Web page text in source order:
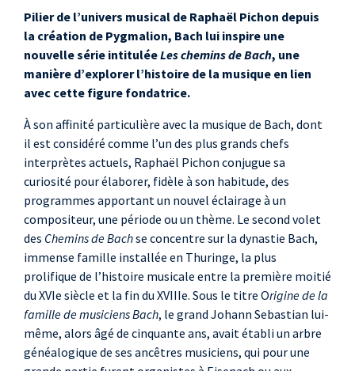
Reinken
Hortus Musicus
Partita V - Sarabande
Jean-Baptiste Lully
Persée
« Ô tranquille sommeil »
Nicolaus Bruhns
Ich liege und schlafe
Chor
Georg Böhm
Mein Freund ist mein
n° 1 Chor
Heinrich Schütz
O Jesu, nomen dulce, SWV
308
Georg Böhm
Pilier de l’univers musical de Raphaël Pichon depuis
la création de Pygmalion, Bach lui inspire une
nouvelle série intituléeLes chemins de Bach, une
manière d’explorer l’histoire de la musique en lien
avec cette figure fondatrice.
À son affinité particulière avec la musique de Bach, dont
il est considéré comme l’un des plus grands chefs
interprètes actuels, Raphaël Pichon conjugue sa
curiosité pour élaborer, fidèle à son habitude, des
programmes apportant un nouvel éclairage à un
compositeur, une période ou un thème. Le second volet
des Chemins de Bachse concentre sur la dynastie Bach,
immense famille installée en Thuringe, la plus
prolifique de l’histoire musicale entre la première moitié
du XVIe siècle et la fin du XVIIIe. Sous le titre Origine de la
famille de musiciens Bach, le grand Johann Sebastian lui-
même, alors âgé de cinquante ans, avait établi un arbre
généalogique de ses ancêtres musiciens, qui pour une